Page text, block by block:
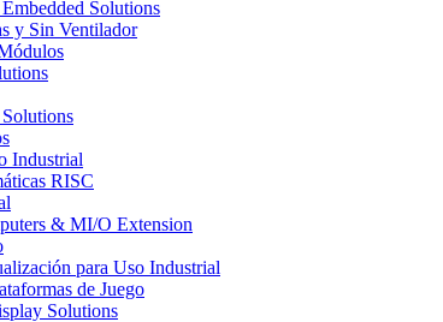
Solutions
y Sin Ventilador
Industrial
RISC
& MI/O Extension
para Uso Industrial
de Juego
Solutions